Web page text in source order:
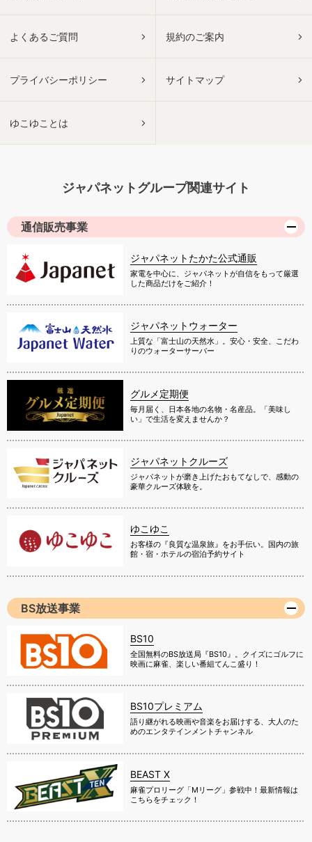
よくあるご質問 規約のご案内
プライバシーポリシー サイトマップ
ゆこゆことは
ジャパネットグループ関連サイト
通信販売事業
ジャパネットたかた公式通販
家電を中心に、ジャパネットが自信をもって厳選
した商品だけをご紹介！
ジャパネットウォーター
上質な「富士山の天然水」。安心・安全、こだわ
りのウォーターサーバー
グルメ定期便
毎月届く、日本各地の名物・名産品。「美味し
い」で生活を変えませんか？
ジャパネットクルーズ
ジャパネットが磨き上げたおもてなしで、感動の
豪華クルーズ体験を。
ゆこゆこ
お客様の『良質な温泉旅』をお手伝い。国内の旅
館・宿・ホテルの宿泊予約サイト
BS放送事業
BS10
全国無料のBS放送局『BS10』。クイズにゴルフに
映画に麻雀、楽しい番組てんこ盛り！
BS10プレミアム
語り継がれる映画や音楽をお届けする、大人のた
めのエンタテインメントチャンネル
BEAST X
麻雀プロリーグ「Mリーグ」参戦中！最新情報は
こちらをチェック！